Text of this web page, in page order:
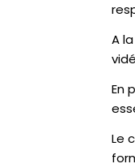
A
En
Le